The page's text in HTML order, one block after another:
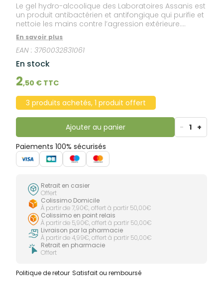
Le gel hydro-alcoolique des Laboratoires Assanis est
un produit antibactérien et antifongique qui purifie et
nettoie les mains contre l’agression extérieure.
Efficace, rapide et pratique, il sèche seulement en 30
secondes en assurant une hygiène optimale.
En savoir plus
EAN :3760032831061
En stock
2,50 € TTC
3 produits achetés, 1 produit offert
Ajouter au panier - 1 +
Paiements 100% sécurisés
Retrait en casier
Offert
Colissimo Domicile
À partir de 7,90€, offert à partir 50,00€
Colissimo en point relais
À partir de 5,90€, offert à partir 50,00€
Livraison par la pharmacie
À partir de 4,99€, offert à partir 50,00€
Retrait en pharmacie
Offert
Politique de retour Satisfait ou remboursé